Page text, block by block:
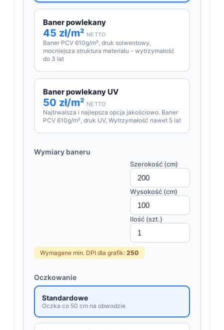
Baner powlekany
45 zł/m² NETTO
Baner PCV 610g/m², druk solwentowy,
mocniejsza struktura materiału - wytrzymałość
do 3 lat
Baner powlekany UV
50 zł/m² NETTO
Najtrwalsza i najlepsza opcja jakościowo. Baner
PCV 610g/m², druk UV, Wytrzymałość nawet 5 lat
Wymiary baneru
Szerokość (cm)
Wysokość (cm)
Ilość (szt.)
Wymagane min. DPI dla grafik: 250
Oczkowanie
Standardowe
Oczka co 50 cm na obwodzie